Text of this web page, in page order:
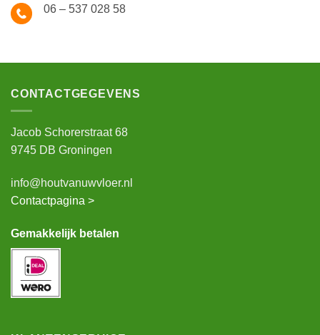
06 – 537 028 58
CONTACTGEGEVENS
Jacob Schorerstraat 68
9745 DB Groningen
info@houtvanuwvloer.nl
Contactpagina >
Gemakkelijk betalen